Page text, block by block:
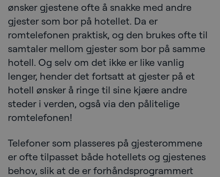
ønsker gjestene ofte å snakke med andre
gjester som bor på hotellet. Da er
romtelefonen praktisk, og den brukes ofte til
samtaler mellom gjester som bor på samme
hotell. Og selv om det ikke er like vanlig
lenger, hender det fortsatt at gjester på et
hotell ønsker å ringe til sine kjære andre
steder i verden, også via den pålitelige
romtelefonen!
Telefoner som plasseres på gjesterommene
er ofte tilpasset både hotellets og gjestenes
behov, slik at de er forhåndsprogrammert